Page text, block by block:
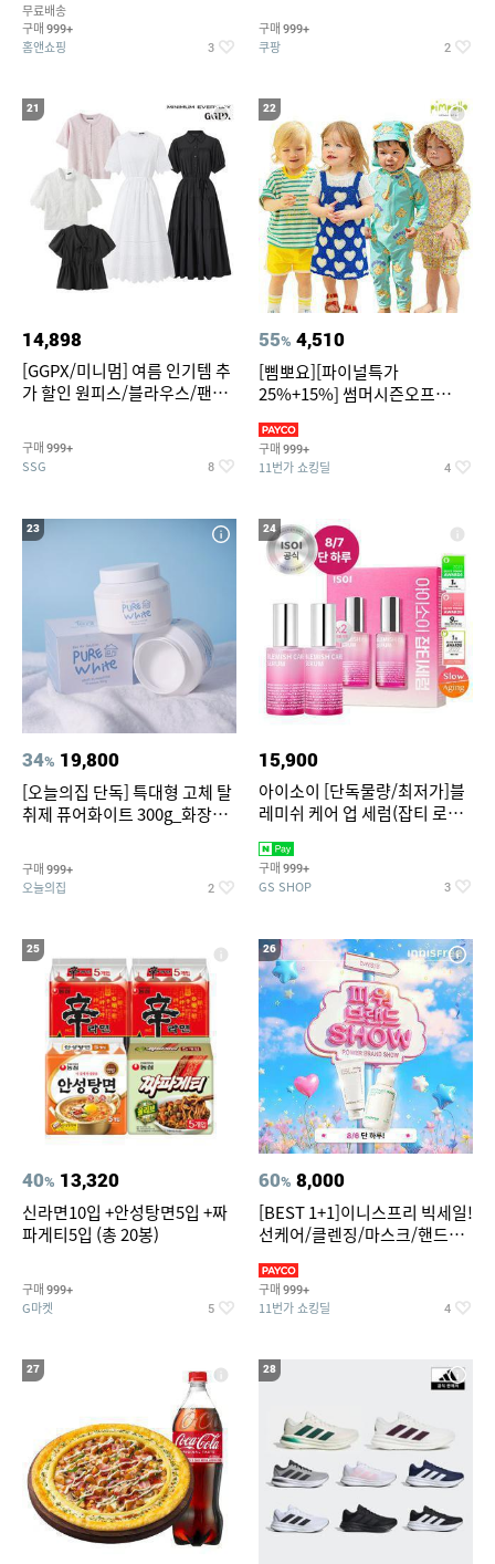
무료배송
구매 999+
홈앤쇼핑 3
구매 999+
쿠팡 2
21
14,898
[GGPX/미니멈] 여름 인기템 추
가 할인 원피스/블라우스/팬츠
구매 999+
SSG 8
22
55% 4,510
[삠뽀요][파이널특가
25%+15%] 썸머시즌오프
영복/티셔츠/
구매 999+
11번가 쇼킹딜 4
23
34% 19,800
[오늘의집 단독] 특대형 고체 탈
취제 퓨어화이트 300g_화장실
구매 999+
오늘의집 2
24
15,900
아이소이 [단독물량/최저가]블
레미쉬 케어 업 세럼(잡티 로즈
2027-04-24)
구매 999+
GS SHOP 3
25
40% 13,320
신라면10입 +안성탕면5입 +짜
파게티5입 (총 20봉)
구매 999+
G마켓 5
26
60% 8,000
[BEST 1+1]이니스프리 빅세일!
선케어/클렌징/마스크/핸드크
구매 999+
11번가 쇼킹딜 4
27 28